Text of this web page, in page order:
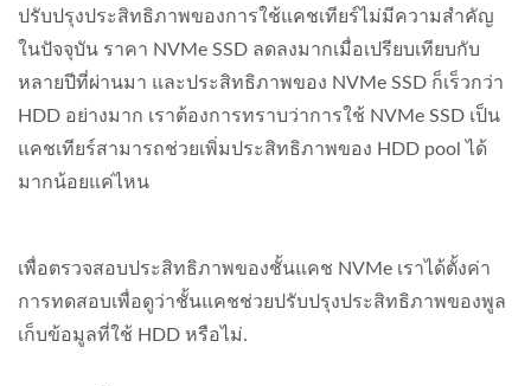
ปรับปรุงประสิทธิภาพของการใช้แคชเทียร์ไม่มีความสำคัญ
ในปัจจุบัน ราคา NVMe SSD ลดลงมากเมื่อเปรียบเทียบกับ
หลายปีที่ผ่านมา และประสิทธิภาพของ NVMe SSD ก็เร็วกว่า
HDD อย่างมาก เราต้องการทราบว่าการใช้ NVMe SSD เป็น
แคชเทียร์สามารถช่วยเพิ่มประสิทธิภาพของ HDD pool ได้
มากน้อยแค่ไหน
เพื่อตรวจสอบประสิทธิภาพของชั้นแคช NVMe เราได้ตั้งค่า
การทดสอบเพื่อดูว่าชั้นแคชช่วยปรับปรุงประสิทธิภาพของพูล
เก็บข้อมูลที่ใช้ HDD หรือไม่.